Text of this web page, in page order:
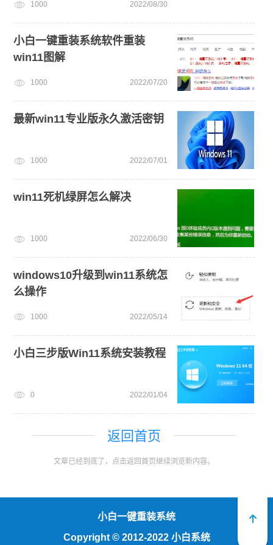
1000 2022/08/30
小白一键重装系统软件重装
win11图解
1000 2022/07/20
最新win11专业版永久激活密钥
1000 2022/07/01
win11死机绿屏怎么解决
1000 2022/06/30
windows10升级到win11系统怎
么操作
1000 2022/05/14
小白三步版Win11系统安装教程
0 2022/01/04
返回首页
文章已经到底了，点击返回首页继续浏览新内容。
小白一键重装系统
Copyright ©2012-2022 小白系统